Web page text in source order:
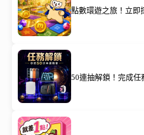
點數環遊之旅！立即
50連抽解鎖！完成任